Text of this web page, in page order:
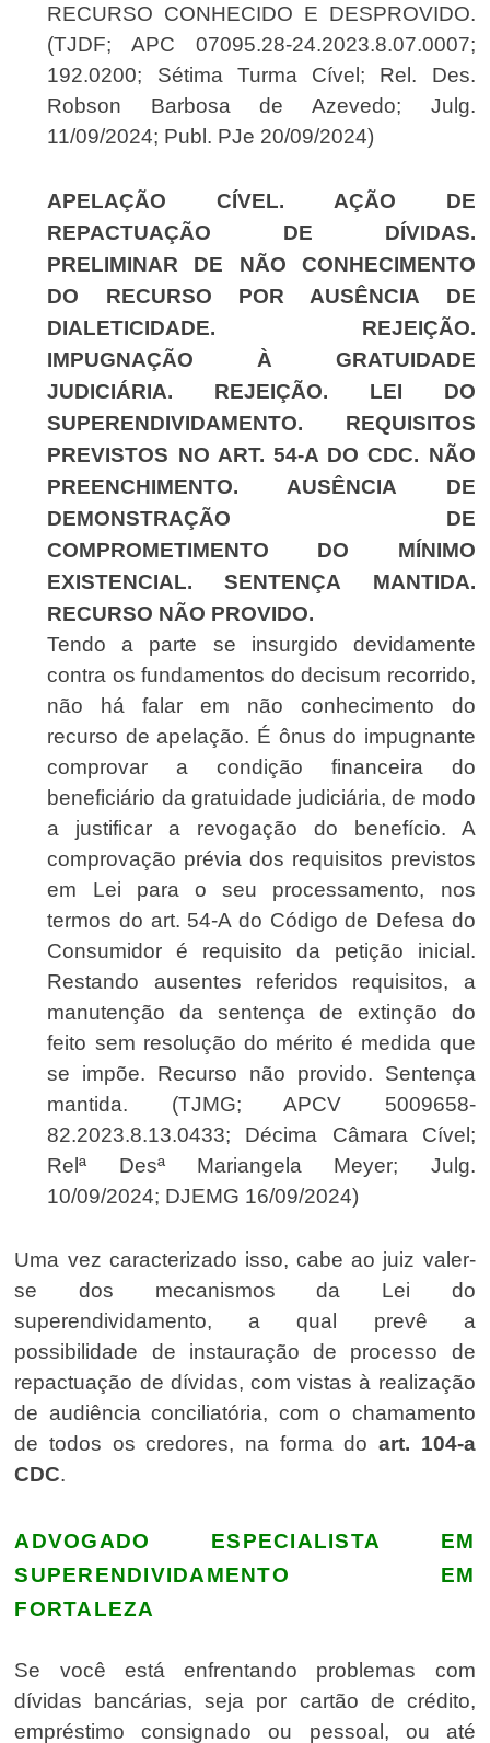
RECURSO CONHECIDO E DESPROVIDO.
(TJDF; APC 07095.28-24.2023.8.07.0007;
192.0200; Sétima Turma Cível; Rel. Des.
Robson Barbosa de Azevedo; Julg.
11/09/2024; Publ. PJe 20/09/2024)
APELAÇÃO CÍVEL. AÇÃO DE
REPACTUAÇÃO DE DÍVIDAS.
PRELIMINAR DE NÃO CONHECIMENTO
DO RECURSO POR AUSÊNCIA DE
DIALETICIDADE. REJEIÇÃO.
IMPUGNAÇÃO À GRATUIDADE
JUDICIÁRIA. REJEIÇÃO. LEI DO
SUPERENDIVIDAMENTO. REQUISITOS
PREVISTOS NO ART. 54-A DO CDC. NÃO
PREENCHIMENTO. AUSÊNCIA DE
DEMONSTRAÇÃO DE
COMPROMETIMENTO DO MÍNIMO
EXISTENCIAL. SENTENÇA MANTIDA.
RECURSO NÃO PROVIDO.
Tendo a parte se insurgido devidamente
contra os fundamentos do decisum recorrido,
não há falar em não conhecimento do
recurso de apelação. É ônus do impugnante
comprovar a condição financeira do
beneficiário da gratuidade judiciária, de modo
a justificar a revogação do benefício. A
comprovação prévia dos requisitos previstos
em Lei para o seu processamento, nos
termos do art. 54-A do Código de Defesa do
Consumidor é requisito da petição inicial.
Restando ausentes referidos requisitos, a
manutenção da sentença de extinção do
feito sem resolução do mérito é medida que
se impõe. Recurso não provido. Sentença
mantida. (TJMG; APCV 5009658-
82.2023.8.13.0433; Décima Câmara Cível;
Relª Desª Mariangela Meyer; Julg.
10/09/2024; DJEMG 16/09/2024)
Uma vez caracterizado isso, cabe ao juiz valer-
se dos mecanismos da Lei do
superendividamento, a qual prevê a
possibilidade de instauração de processo de
repactuação de dívidas, com vistas à realização
de audiência conciliatória, com o chamamento
de todos os credores, na forma do art. 104-a
CDC.
ADVOGADO ESPECIALISTA EM
SUPERENDIVIDAMENTO EM
FORTALEZA
Se você está enfrentando problemas com
dívidas bancárias, seja por cartão de crédito,
empréstimo consignado ou pessoal, ou até